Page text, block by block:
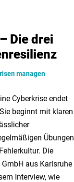
Die drei
managen
Cyberkrise endet
beginnt mit klaren
Übungen
Die
aus Karlsruhe
Interview, wie